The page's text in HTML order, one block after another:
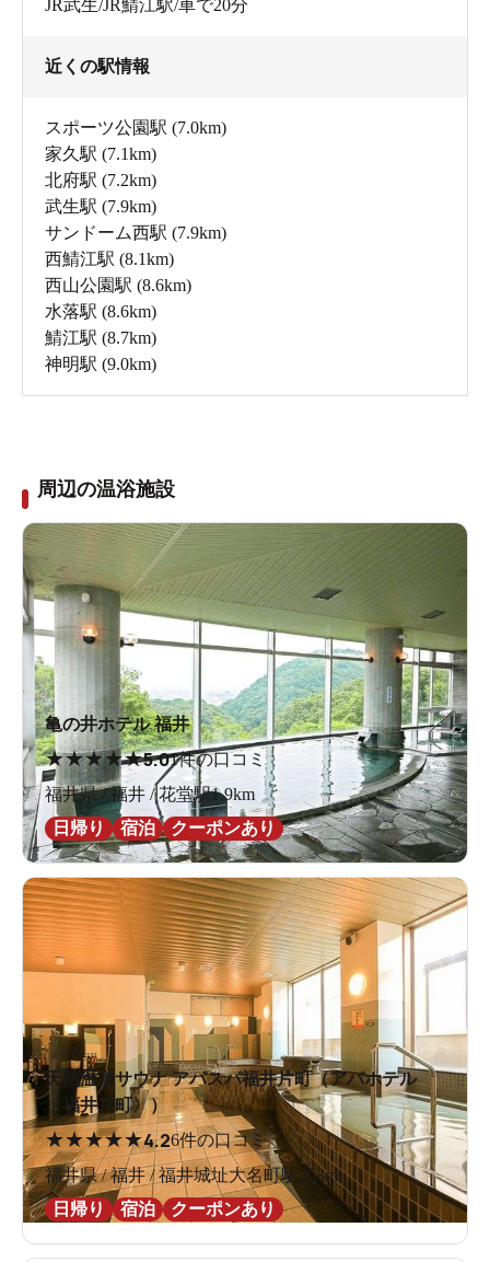
JR武生/JR鯖江駅/車で20分
近くの駅情報
スポーツ公園駅 (7.0km)
家久駅 (7.1km)
北府駅 (7.2km)
武生駅 (7.9km)
サンドーム西駅 (7.9km)
西鯖江駅 (8.1km)
西山公園駅 (8.6km)
水落駅 (8.6km)
鯖江駅 (8.7km)
神明駅 (9.0km)
周辺の温浴施設
亀の井ホテル 福井
★★★★★5.01件の口コミ
福井県 / 福井 / 花堂駅1.9km
日帰り
宿泊 クーポンあり
天然温泉サウナ アパスパ福井片町（アパホテル
〈福井片町〉）
★★★★★4.26件の口コミ
福井県 / 福井 / 福井城址大名町駅253m
日帰り
宿泊 クーポンあり